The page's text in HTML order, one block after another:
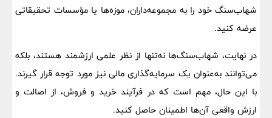
شهاب‌سنگ خود را به مجموعه‌داران، موزه‌ها یا مؤسسات تحقیقاتی
عرضه کنید.
در نهایت، شهاب‌سنگ‌ها نه‌تنها از نظر علمی ارزشمند هستند، بلکه
می‌توانند به‌عنوان یک سرمایه‌گذاری مالی نیز مورد توجه قرار گیرند.
با این حال، مهم است که در فرآیند خرید و فروش، از اصالت و
ارزش واقعی آن‌ها اطمینان حاصل کنید.